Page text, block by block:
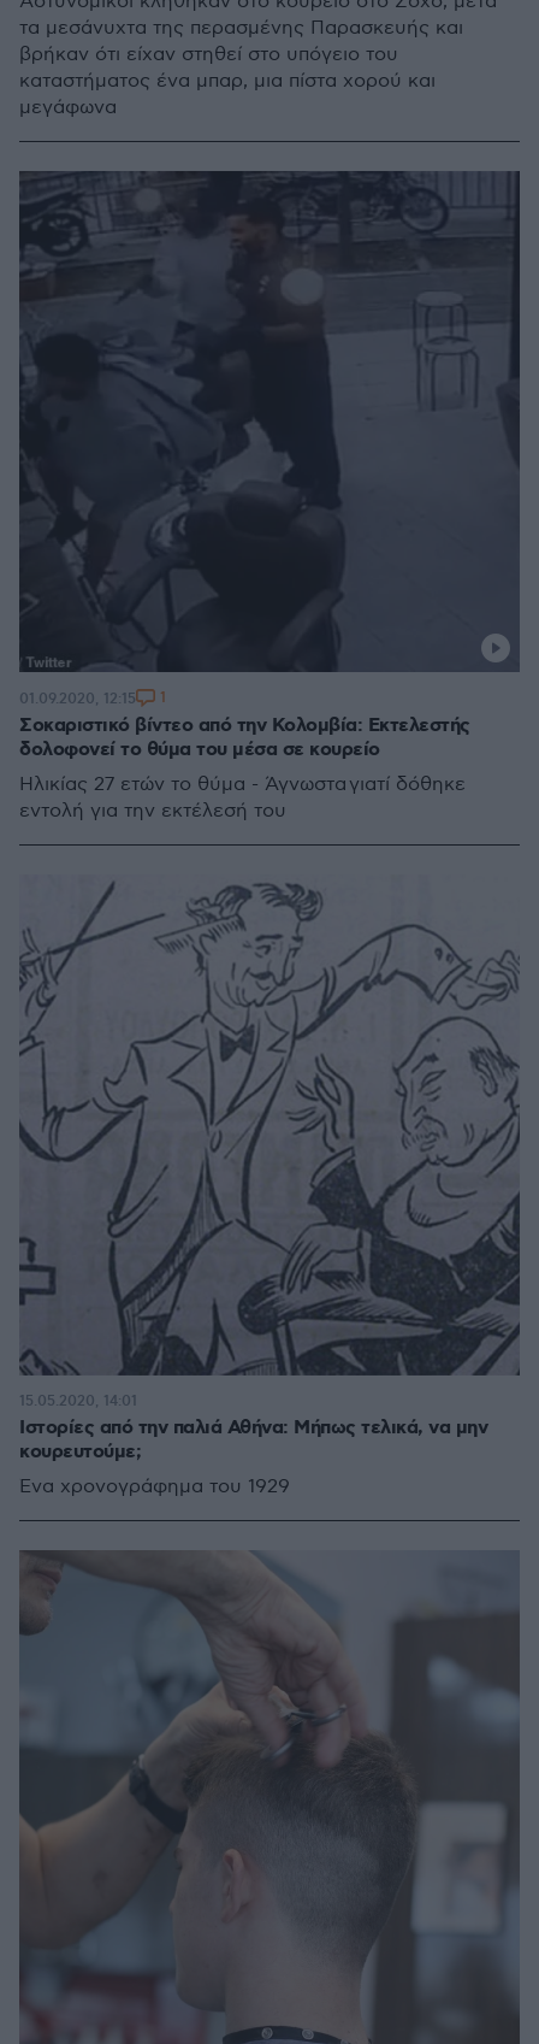
τα μεσάνυχτα της περασμένης Παρασκευής και
βρήκαν ότι είχαν στηθεί στο υπόγειο του
καταστήματος ένα μπαρ, μια πίστα χορού και
μεγάφωνα
Σοκαριστικό βίντεο από την Κολομβία: Εκτελεστής
δολοφονεί το θύμα του μέσα σε κουρείο
Ηλικίας 27 ετών το θύμα - Άγνωστα γιατί δόθηκε
εντολή για την εκτέλεσή του
01.09.2020, 12:15 1
Ιστορίες από την παλιά Αθήνα: Μήπως τελικά, να μην
κουρευτούμε;
Ένα χρονογράφημα του 1929
15.05.2020, 14:01